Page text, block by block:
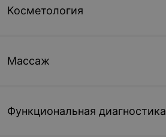
Косметология
Массаж
Функциональная диагностика